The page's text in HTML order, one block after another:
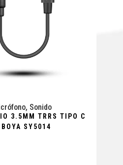
, Sonido
3.5MM TRRS TIPO C
SY5014